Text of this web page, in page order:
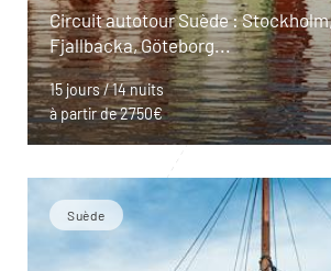
Circuit autotour Suède :
Fjallbacka, Göteborg...
15 jours / 14 nuits
à partir de 2750€
Suède